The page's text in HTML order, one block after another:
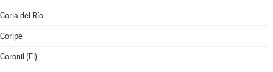
Coria del Río
Coripe
Coronil (El)